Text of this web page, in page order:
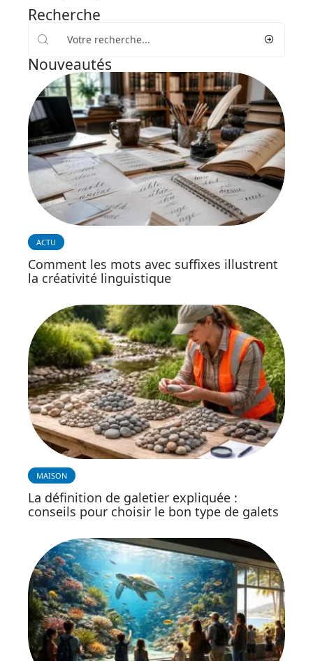
Recherche
Nouveautés
ACTU
Comment les mots avec suffixes illustrent
la créativité linguistique
MAISON
La définition de galetier expliquée :
conseils pour choisir le bon type de galets